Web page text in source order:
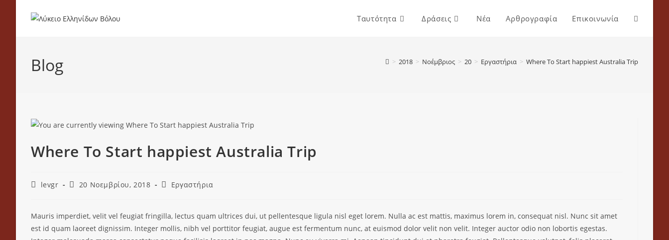
Ταυτότητα Δράσεις Νέα Αρθρογραφία Επικοινωνία
Blog > 2018 > Νοέμβριος > 20 > Εργαστήρια > Where To Start happiest Australia Trip
Where To Start happiest Australia Trip
levgr 20 Νοεμβρίου, 2018 Εργαστήρια
Mauris imperdiet, velit vel feugiat fringilla, lectus quam ultrices dui, ut pellentesque ligula nisl eget lorem. Nulla ac est mattis, maximus lorem in, consequat nisl. Nunc sit amet
est id quam laoreet dignissim. Integer mollis, nibh vel porttitor feugiat, augue est fermentum nunc, at euismod dolor velit non velit. Integer auctor odio non lobortis egestas.